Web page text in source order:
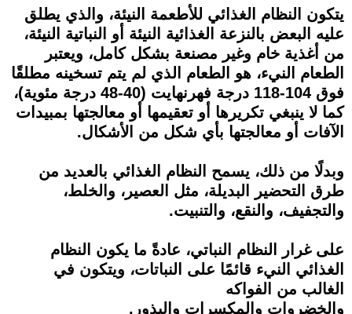
يتكون النظام الغذائي للأطعمة النيئة، والذي يطلق
عليه البعض بالنزعة الغذائية النيئة أو النباتية النيئة،
من أغذية خام وغير مصنعة بشكل كامل، ويعتبر
الطعام النيء، هو الطعام الذي لم يتم تسخينه مطلقًا
فوق 104-118 درجة فهرنهايت (40-48 درجة مئوية)،
كما لا ينبغي تكريرها أو تعقيمها أو معالجتها بمبيدات
الآفات أو معالجتها بأي شكل من الأشكال.
وبدلًا من ذلك، يسمح النظام الغذائي بالعديد من
طرق التحضير البديلة، مثل العصير، والخلط،
والتجفيف، والنقع، والتنبيت.
على غرار النظام النباتي، عادةً ما يكون النظام
الغذائي النيء قائمًا على النباتات، ويتكون في
الغالب من الفواكه
والخضروات والمكسرات والبذور.